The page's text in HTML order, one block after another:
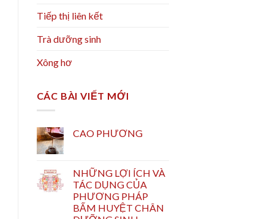
Tiếp thị liên kết
Trà dưỡng sinh
Xông hơ
CÁC BÀI VIẾT MỚI
CAO PHƯƠNG
NHỮNG LỢI ÍCH VÀ
TÁC DỤNG CỦA
PHƯƠNG PHÁP
BẤM HUYỆT CHÂN